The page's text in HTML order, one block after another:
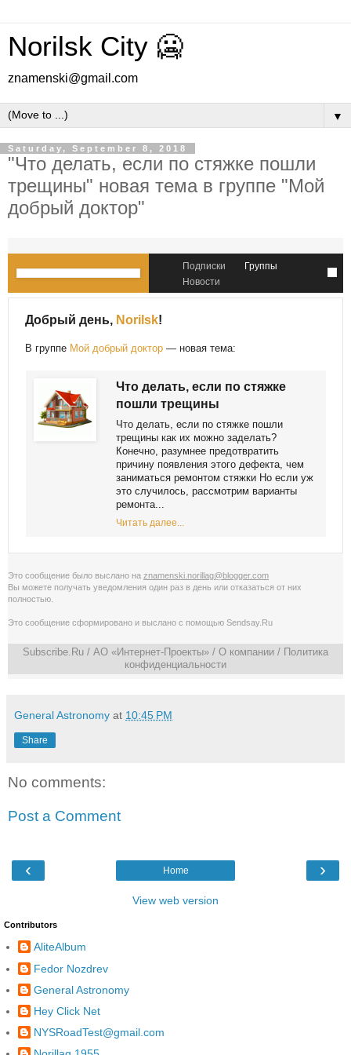
Norilsk City 🥶
znamenski@gmail.com
▼
Saturday, September 8, 2018
"Что делать, если по стяжке пошли
трещины" новая тема в группе "Мой
добрый доктор"
Подписки
Группы
Новости
Добрый день, Norilsk!
В группе Мой добрый доктор — новая тема:
Что делать, если по стяжке
пошли трещины
Что делать, если по стяжке пошли
трещины как их можно заделать?
Конечно, разумнее предотвратить
причину появления этого дефекта, чем
заниматься ремонтом стяжки Но если уж
это случилось, рассмотрим варианты
ремонта...
Читать далее...
Это сообщение было выслано на znamenski.norillag@blogger.com
Вы можете получать уведомления один раз в день или отказаться от них
полностью
Это сообщение сформировано и выслано с помощью Sendsay.Ru
Subscribe.Ru / АО «Интернет-Проекты» / О компании / Политика
конфиденциальности
General Astronomy at 10:45 PM
Share
No comments:
Post a Comment
‹ ›
Home
View web version
Contributors
AliteAlbum
Fedor Nozdrev
General Astronomy
Hey Click Net
NYSRoadTest@gmail.com